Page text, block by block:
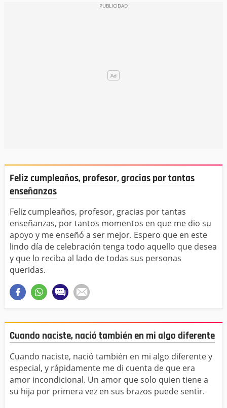
Feliz cumpleaños, profesor, gracias por tantas
enseñanzas
Feliz cumpleaños, profesor, gracias por tantas
enseñanzas, por tantos momentos en que me dio su
apoyo y me enseñó a ser mejor. Espero que en este
lindo día de celebración tenga todo aquello que desea
y que lo reciba al lado de todas sus personas
queridas.
Cuando naciste, nació también en mi algo diferente
Cuando naciste, nació también en mi algo diferente y
especial, y rápidamente me di cuenta de que era
amor incondicional. Un amor que solo quien tiene a
su hija por primera vez en sus brazos puede sentir.